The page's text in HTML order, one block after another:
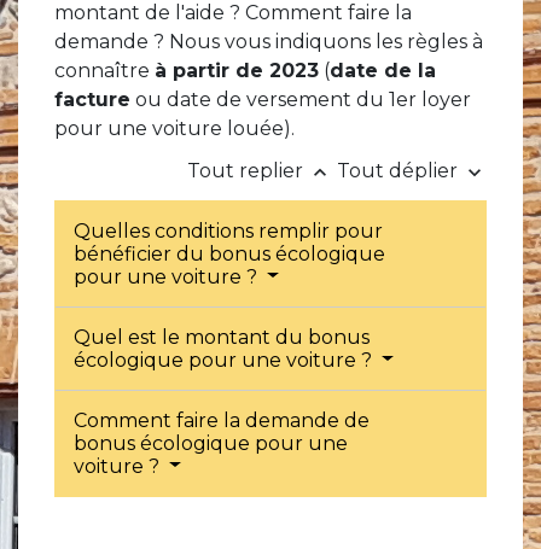
montant de l'aide ? Comment faire la
demande ? Nous vous indiquons les règles à
connaître à partir de 2023 (date de la
facture ou date de versement du 1er loyer
pour une voiture louée).
Tout replier keyboard_arrow_up Tout déplier keyboard_arrow_down
Quelles conditions remplir pour
bénéficier du bonus écologique
pour une voiture ?
Quel est le montant du bonus
écologique pour une voiture ?
Comment faire la demande de
bonus écologique pour une
voiture ?